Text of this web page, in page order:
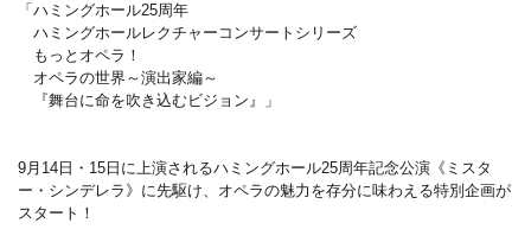
「ハミングホール25周年
ハミングホールレクチャーコンサートシリーズ
もっとオペラ！
オペラの世界～演出家編～
『舞台に命を吹き込むビジョン』」
9月14日・15日に上演されるハミングホール25周年記念公演《ミスタ
ー・シンデレラ》に先駆け、オペラの魅力を存分に味わえる特別企画が
スタート！